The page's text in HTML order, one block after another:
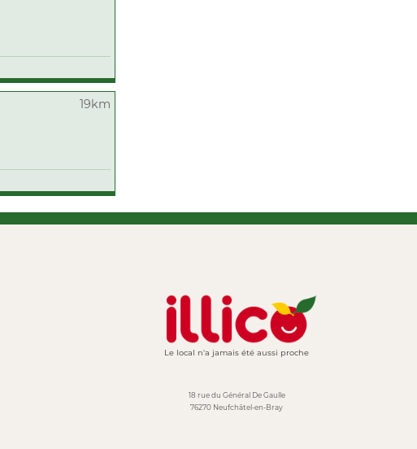
19km
Le local n'a jamais été aussi proche
18 rue du Général De Gaulle
76270 Neufchâtel-en-Bray